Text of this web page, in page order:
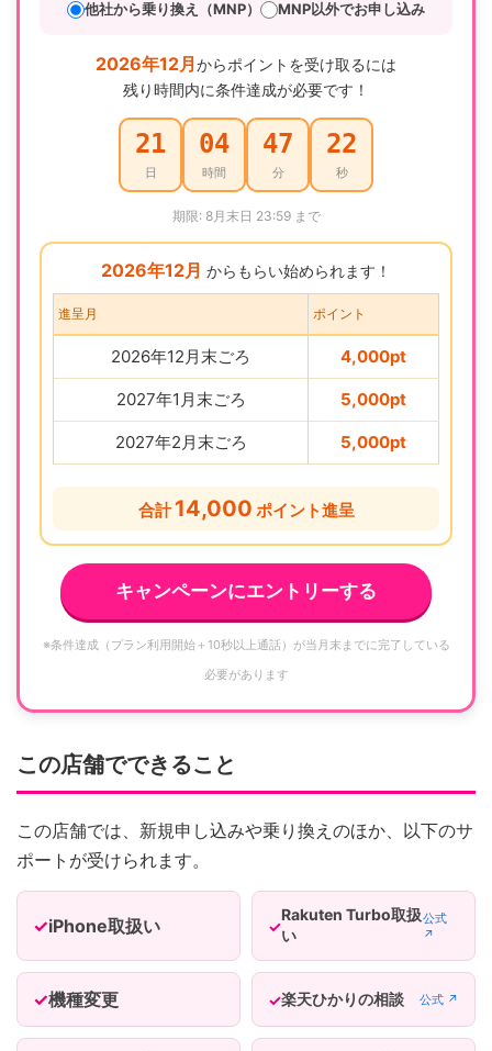
他社から乗り換え（MNP） MNP以外でお申し込み
2026年12月 からポイントを受け取るには
残り時間内に条件達成が必要です！
21
日
04
時間
47
分
21
秒
期限: 8月末日 23:59 まで
2026年12月 からもらい始められます！
進呈月 ポイント
2026年12月末ごろ 4,000pt
2027年1月末ごろ 5,000pt
2027年2月末ごろ 5,000pt
合計14,000 ポイント進呈
キャンペーンにエントリーする
※条件達成（プラン利用開始＋10秒以上通話）が当月末までに完了している
必要があります
この店舗でできること
この店舗では、新規申し込みや乗り換えのほか、以下のサ
ポートが受けられます。
iPhone取扱い
Rakuten Turbo取扱
い
公式
↗
機種変更 楽天ひかりの相談 公式 ↗